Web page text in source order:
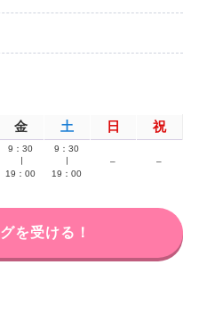
金 土 日 祝
9：30
19：00
9：30
19：00
– –
を受ける！